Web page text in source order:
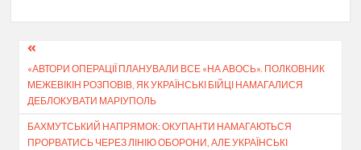
Навігація
записів
«АВТОРИ ОПЕРАЦІЇ ПЛАНУВАЛИ ВСЕ «НА АВОСЬ». ПОЛКОВНИК
МЕЖЕВІКІН РОЗПОВІВ, ЯК УКРАЇНСЬКІ БІЙЦІ НАМАГАЛИСЯ
ДЕБЛОКУВАТИ МАРІУПОЛЬ
БАХМУТСЬКИЙ НАПРЯМОК: ОКУПАНТИ НАМАГАЮТЬСЯ
ПРОРВАТИСЬ ЧЕРЕЗ ЛІНІЮ ОБОРОНИ, АЛЕ УКРАЇНСЬКІ